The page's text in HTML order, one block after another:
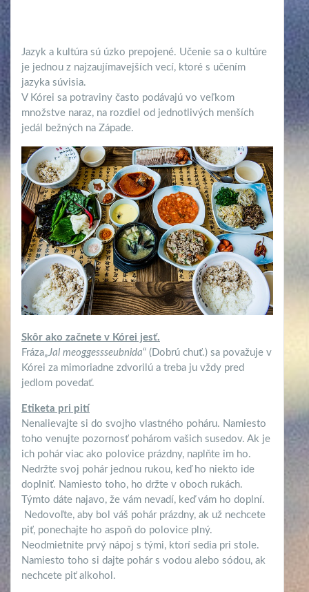
Jazyk a kultúra sú úzko prepojené. Učenie sa o kultúre
je jednou z najzaujímavejších vecí, ktoré s učením
jazyka súvisia.
V Kórei sa potraviny často podávajú vo veľkom
množstve naraz, na rozdiel od jednotlivých menších
jedál bežných na Západe.
Skôr ako začnete v Kórei jesť.
Fráza„ Jal meoggessseubnida“ (Dobrú chuť.) sa považuje v
Kórei za mimoriadne zdvorilú a treba ju vždy pred
jedlom povedať.
Etiketa pri pití
Nenalievajte si do svojho vlastného poháru. Namiesto
toho venujte pozornosť pohárom vašich susedov. Ak je
ich pohár viac ako polovice prázdny, naplňte im ho.
Nedržte svoj pohár jednou rukou, keď ho niekto ide
doplniť. Namiesto toho, ho držte v oboch rukách.
Týmto dáte najavo, že vám nevadí, keď vám ho doplní.
Nedovoľte, aby bol váš pohár prázdny, ak už nechcete
piť, ponechajte ho aspoň do polovice plný.
Neodmietnite prvý nápoj s tými, ktorí sedia pri stole.
Namiesto toho si dajte pohár s vodou alebo sódou, ak
nechcete piť alkohol.